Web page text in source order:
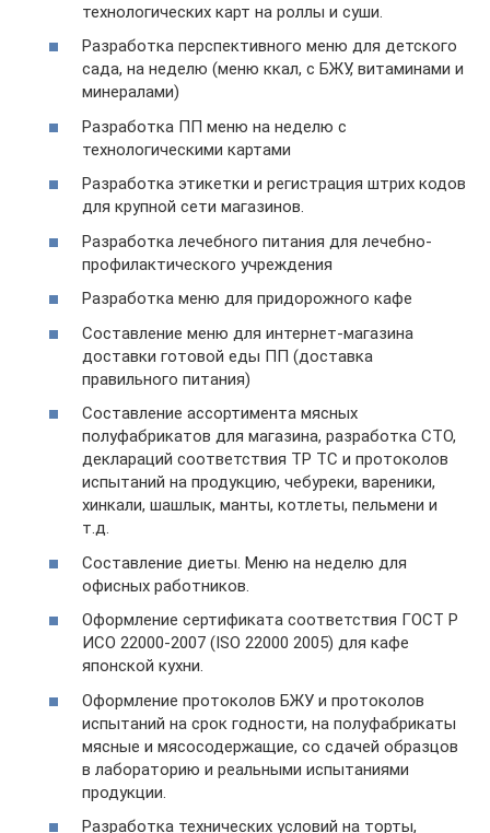
технологических карт на роллы и суши.
Разработка перспективного меню для детского
сада, на неделю (меню ккал, c БЖУ, витаминами и
минералами)
Разработка ПП меню на неделю с
технологическими картами
Разработка этикетки и регистрация штрих кодов
для крупной сети магазинов.
Разработка лечебного питания для лечебно-
профилактического учреждения
Разработка меню для придорожного кафе
Составление меню для интернет-магазина
доставки готовой еды ПП (доставка
правильного питания)
Составление ассортимента мясных
полуфабрикатов для магазина, разработка СТО,
деклараций соответствия ТР ТС и протоколов
испытаний на продукцию, чебуреки, вареники,
хинкали, шашлык, манты, котлеты, пельмени и
т.д.
Составление диеты. Меню на неделю для
офисных работников.
Оформление сертификата соответствия ГОСТ Р
ИСО 22000-2007 (ISO 22000 2005) для кафе
японской кухни.
Оформление протоколов БЖУ и протоколов
испытаний на срок годности, на полуфабрикаты
мясные и мясосодержащие, со сдачей образцов
в лабораторию и реальными испытаниями
продукции.
Разработка технических условий на торты,